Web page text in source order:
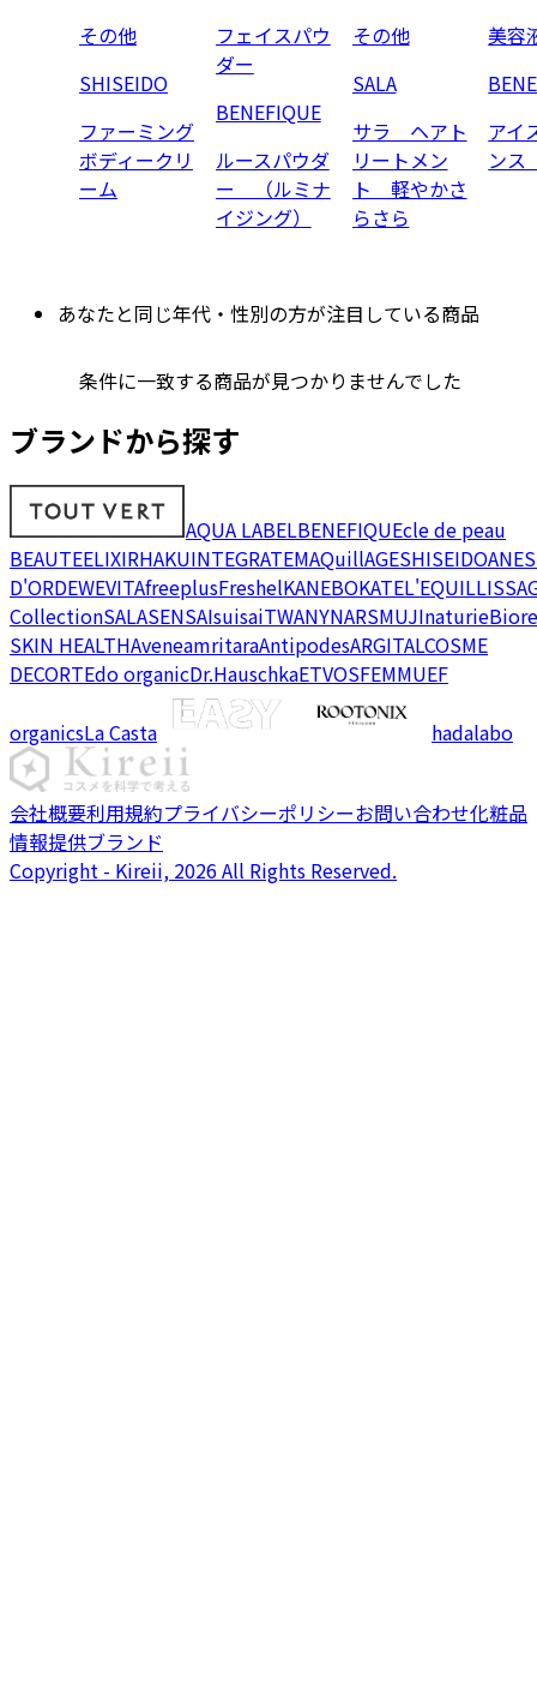
その他
SHISEIDO
ファーミング
ボディークリ
ーム
フェイスパウ
ダー
BENEFIQUE
ルースパウダ
ー （ルミナ
イジング）
その他
SALA
サラ ヘアト
リートメン
ト 軽やかさ
らさら
美容
アイ
ン
あなたと同じ年代・性別の方が注目している商品
条件に一致する商品が見つかりませんでした
ブランドから探す
AQUA LABELBENEFIQUEcle de peau
BEAUTEELIXIRHAKUINTEGRATEMAQuillAGESHISEIDO
D'ORDEWEVITAfreeplusFreshelKANEBOKATEL'EQUIL
CollectionSALASENSAIsuisaiTWANYNARSMUJInaturieBiore
SKIN HEALTHAveneamritaraAntipodesARGITALCOSME
DECORTEdo organicDr.HauschkaETVOSFEMMUEF
organicsLa Casta hadalabo
会社概要利用規約プライバシーポリシーお問い合わせ化粧品
情報提供ブランド
Copyright - Kireii, 2026 All Rights Reserved.